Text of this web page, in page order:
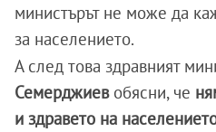
министърът не може да
за населението.
А след това здравният
Семерджиевобясни, че
и здравето на